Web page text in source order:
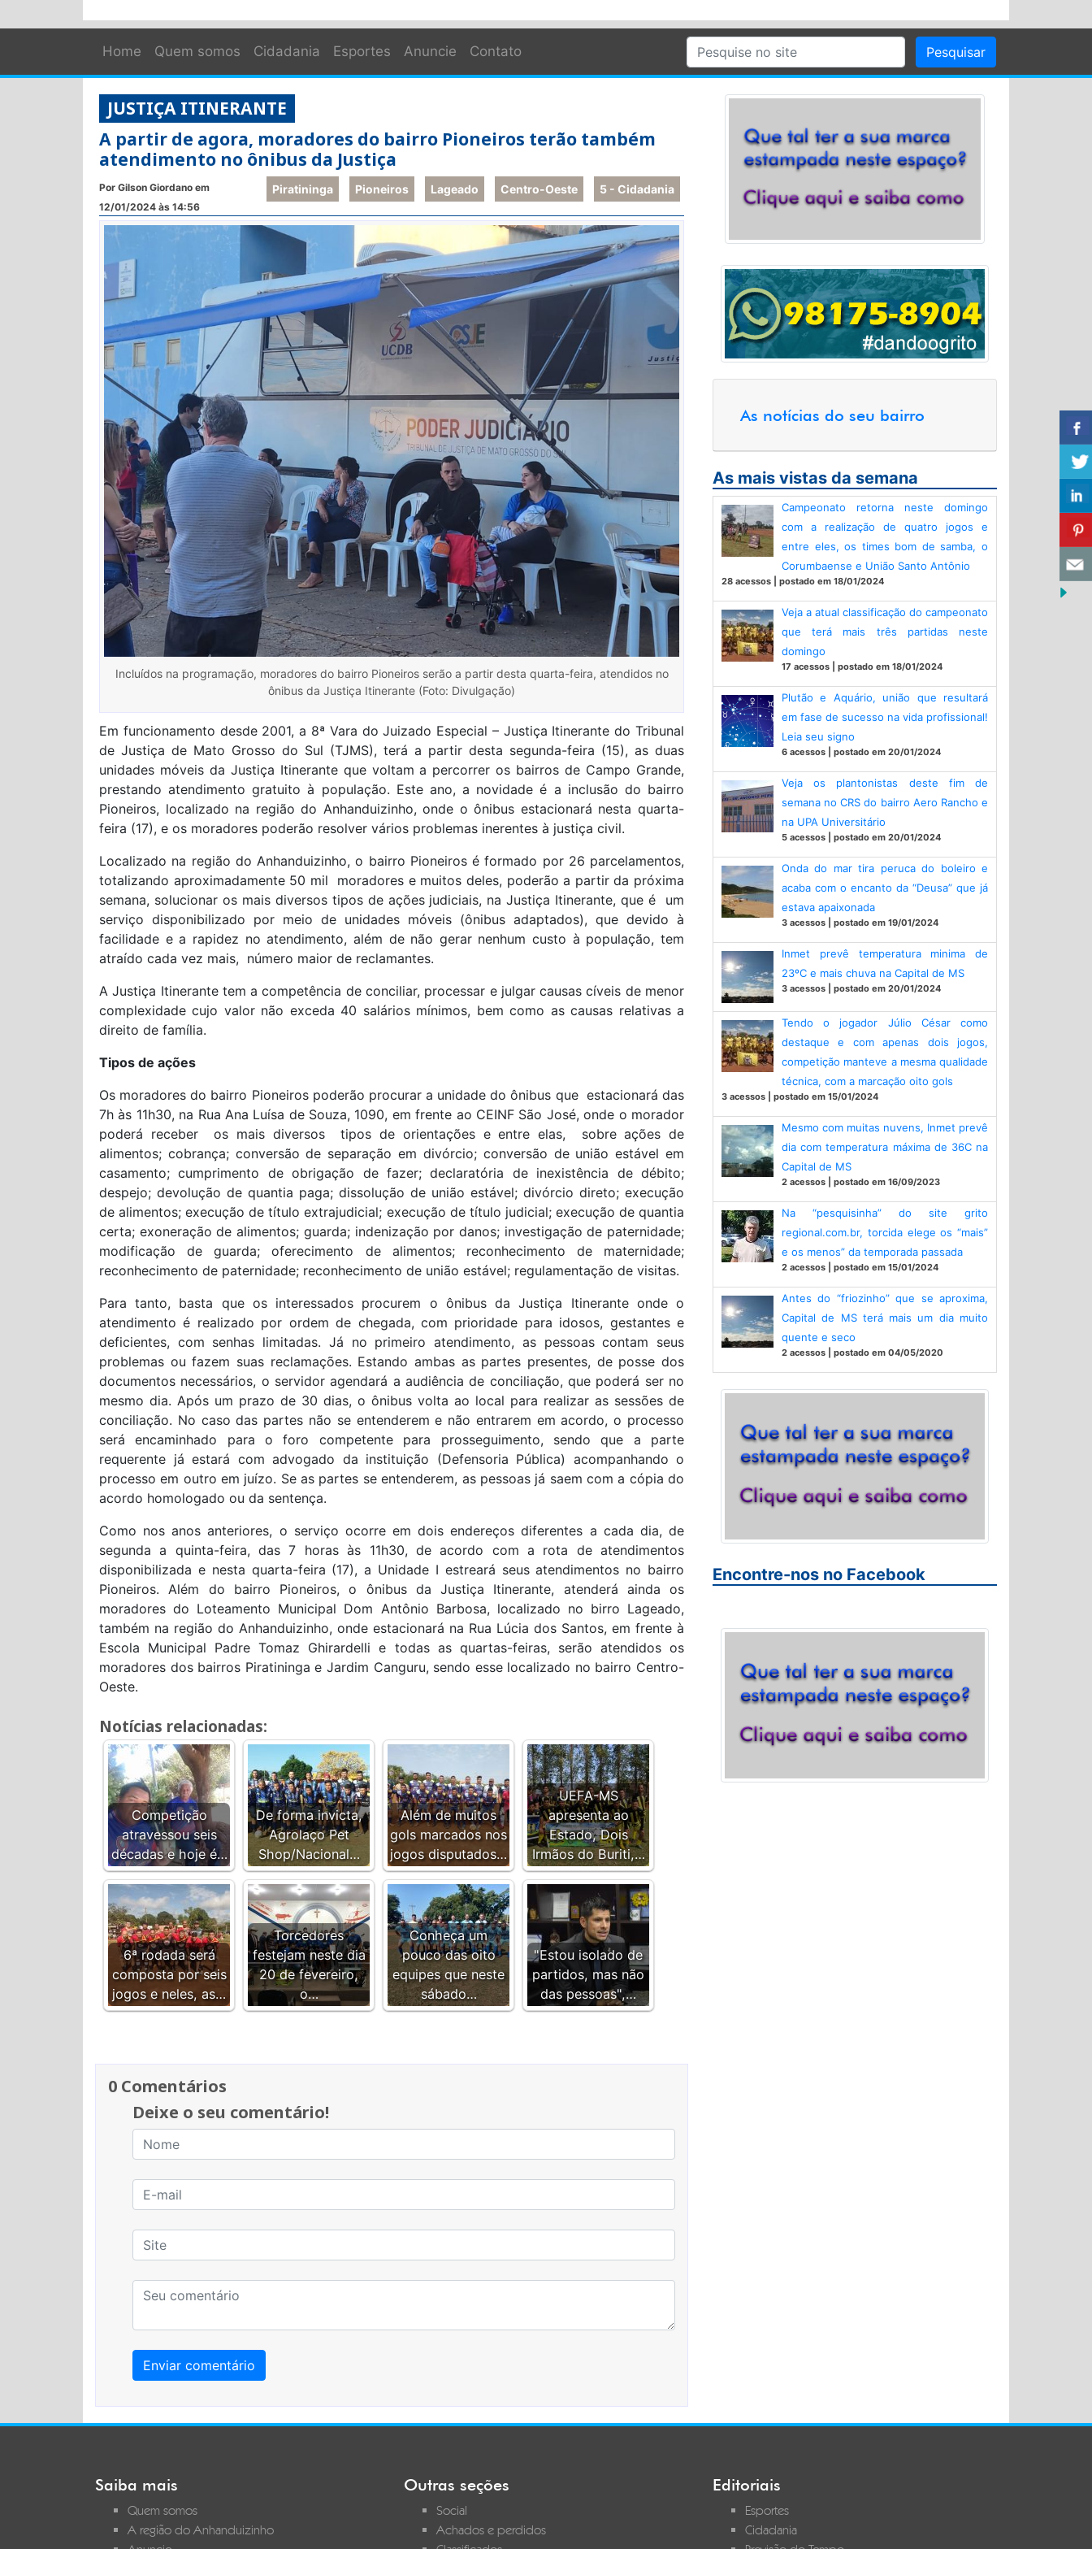
Home Quem somos Cidadania Esportes Anuncie Contato
JUSTIÇA ITINERANTE
A partir de agora, moradores do bairro Pioneiros terão também
atendimento no ônibus da Justiça
5 - Cidadania
Centro-Oeste
Lageado
Pioneiros
Piratininga
Por Gilson Giordano em
12/01/2024 às 14:56
Incluídos na programação, moradores do bairro Pioneiros serão a partir desta quarta-feira, atendidos no
ônibus da Justiça Itinerante (Foto: Divulgação)
Em funcionamento desde 2001, a 8ª Vara do Juizado Especial – Justiça Itinerante do Tribunal
de Justiça de Mato Grosso do Sul (TJMS), terá a partir desta segunda-feira (15), as duas
unidades móveis da Justiça Itinerante que voltam a percorrer os bairros de Campo Grande,
prestando atendimento gratuito à população. Este ano, a novidade é a inclusão do bairro
Pioneiros, localizado na região do Anhanduizinho, onde o ônibus estacionará nesta quarta-
feira (17), e os moradores poderão resolver vários problemas inerentes à justiça civil.
Localizado na região do Anhanduizinho, o bairro Pioneiros é formado por 26 parcelamentos,
totalizando aproximadamente 50 mil moradores e muitos deles, poderão a partir da próxima
semana, solucionar os mais diversos tipos de ações judiciais, na Justiça Itinerante, que é um
serviço disponibilizado por meio de unidades móveis (ônibus adaptados), que devido à
facilidade e a rapidez no atendimento, além de não gerar nenhum custo à população, tem
atraído cada vez mais, número maior de reclamantes.
A Justiça Itinerante tem a competência de conciliar, processar e julgar causas cíveis de menor
complexidade cujo valor não exceda 40 salários mínimos, bem como as causas relativas a
direito de família.
Tipos de ações
Os moradores do bairro Pioneiros poderão procurar a unidade do ônibus que estacionará das
7h às 11h30, na Rua Ana Luísa de Souza, 1090, em frente ao CEINF São José, onde o morador
poderá receber os mais diversos tipos de orientações e entre elas, sobre ações de
alimentos; cobrança; conversão de separação em divórcio; conversão de união estável em
casamento; cumprimento de obrigação de fazer; declaratória de inexistência de débito;
despejo; devolução de quantia paga; dissolução de união estável; divórcio direto; execução
de alimentos; execução de título extrajudicial; execução de título judicial; execução de quantia
certa; exoneração de alimentos; guarda; indenização por danos; investigação de paternidade;
modificação de guarda; oferecimento de alimentos; reconhecimento de maternidade;
reconhecimento de paternidade; reconhecimento de união estável; regulamentação de visitas.
Para tanto, basta que os interessados procurem o ônibus da Justiça Itinerante onde o
atendimento é realizado por ordem de chegada, com prioridade para idosos, gestantes e
deficientes, com senhas limitadas. Já no primeiro atendimento, as pessoas contam seus
problemas ou fazem suas reclamações. Estando ambas as partes presentes, de posse dos
documentos necessários, o servidor agendará a audiência de conciliação, que poderá ser no
mesmo dia. Após um prazo de 30 dias, o ônibus volta ao local para realizar as sessões de
conciliação. No caso das partes não se entenderem e não entrarem em acordo, o processo
será encaminhado para o foro competente para prosseguimento, sendo que a parte
requerente já estará com advogado da instituição (Defensoria Pública) acompanhando o
processo em outro em juízo. Se as partes se entenderem, as pessoas já saem com a cópia do
acordo homologado ou da sentença.
Como nos anos anteriores, o serviço ocorre em dois endereços diferentes a cada dia, de
segunda a quinta-feira, das 7 horas às 11h30, de acordo com a rota de atendimentos
disponibilizada e nesta quarta-feira (17), a Unidade I estreará seus atendimentos no bairro
Pioneiros. Além do bairro Pioneiros, o ônibus da Justiça Itinerante, atenderá ainda os
moradores do Loteamento Municipal Dom Antônio Barbosa, localizado no birro Lageado,
também na região do Anhanduizinho, onde estacionará na Rua Lúcia dos Santos, em frente à
Escola Municipal Padre Tomaz Ghirardelli e todas as quartas-feiras, serão atendidos os
moradores dos bairros Piratininga e Jardim Canguru, sendo esse localizado no bairro Centro-
Oeste.
Notícias relacionadas:
Competição
atravessou seis
décadas e hoje é…
De forma invicta,
Agrolaço Pet
Shop/Nacional…
Além de muitos
gols marcados nos
jogos disputados…
UEFA-MS
apresenta ao
Estado, Dois
Irmãos do Buriti,…
6ª rodada será
composta por seis
jogos e neles, as…
Torcedores
festejam neste dia
20 de fevereiro,
o…
Conheça um
pouco das oito
equipes que neste
sábado…
"Estou isolado de
partidos, mas não
das pessoas",…
0 Comentários
Deixe o seu comentário!
As notícias do seu bairro
As mais vistas da semana
Campeonato retorna neste domingo
com a realização de quatro jogos e
entre eles, os times bom de samba, o
Corumbaense e União Santo Antônio
28 acessos | postado em 18/01/2024
Veja a atual classificação do campeonato
que terá mais três partidas neste
domingo
17 acessos | postado em 18/01/2024
Plutão e Aquário, união que resultará
em fase de sucesso na vida profissional!
Leia seu signo
6 acessos | postado em 20/01/2024
Veja os plantonistas deste fim de
semana no CRS do bairro Aero Rancho e
na UPA Universitário
5 acessos | postado em 20/01/2024
Onda do mar tira peruca do boleiro e
acaba com o encanto da “Deusa” que já
estava apaixonada
3 acessos | postado em 19/01/2024
Inmet prevê temperatura minima de
23ºC e mais chuva na Capital de MS
3 acessos | postado em 20/01/2024
Tendo o jogador Júlio César como
destaque e com apenas dois jogos,
competição manteve a mesma qualidade
técnica, com a marcação oito gols
3 acessos | postado em 15/01/2024
Mesmo com muitas nuvens, Inmet prevê
dia com temperatura máxima de 36C na
Capital de MS
2 acessos | postado em 16/09/2023
Na “pesquisinha” do site grito
regional.com.br, torcida elege os “mais”
e os menos” da temporada passada
2 acessos | postado em 15/01/2024
Antes do “friozinho” que se aproxima,
Capital de MS terá mais um dia muito
quente e seco
2 acessos | postado em 04/05/2020
Encontre-nos no Facebook
Saiba mais
Quem somos
A região do Anhanduizinho
Outras seções
Social
Achados e perdidos
Editoriais
Esportes
Cidadania